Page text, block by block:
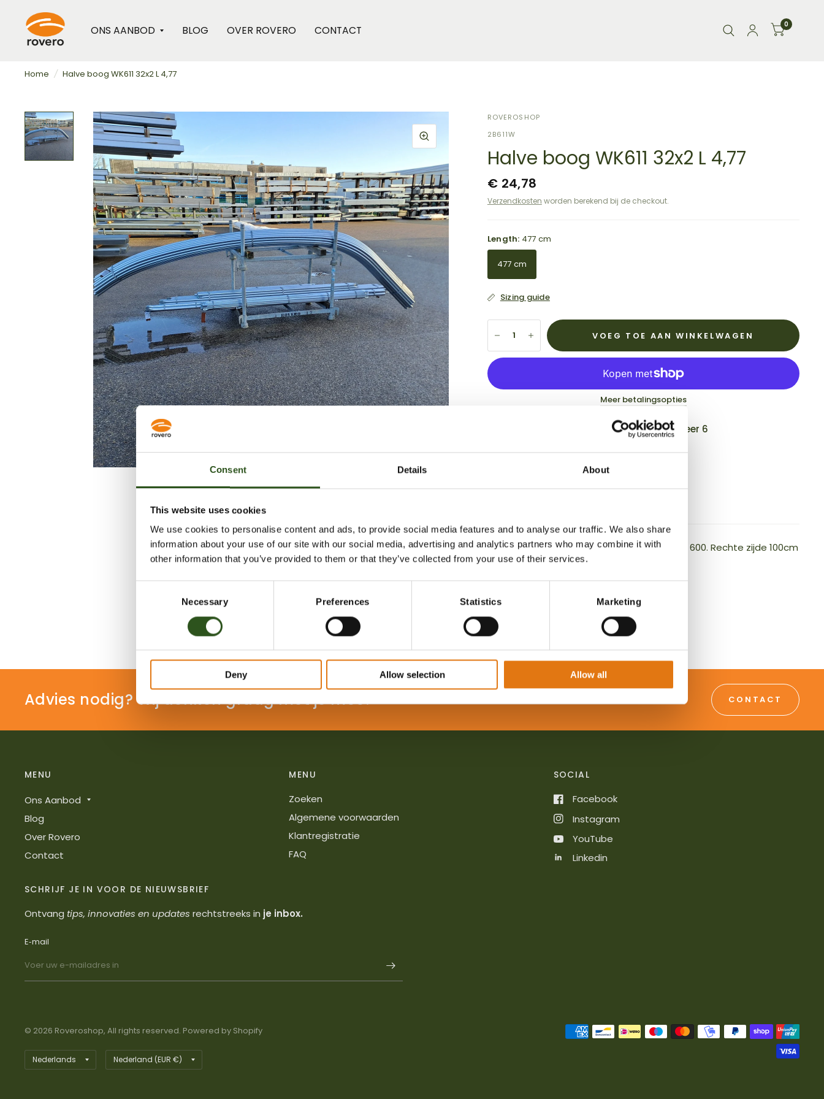
Consent Details About
This website uses cookies
We use cookies to personalise content and ads, to provide social media features and to analyse our traffic. We also share
information about your use of our site with our social media, advertising and analytics partners who may combine it with
other information that you’ve provided to them or that they’ve collected from your use of their services.
e
Necessary Preferences Statistics Marketing
Deny Allow selection Allow all
ONS AANBOD BLOG OVER ROVERO CONTACT 0
Home / Halve boog WK611 32x2 L 4,77
ROVEROSHOP
2B611W
Halve boog WK611 32x2 L 4,77
€ 24,78
Verzendkosten worden berekend bij de checkout.
Length: 477 cm
477 cm
Sizing guide
VOEG TOE AAN WINKELWAGEN
Meer betalingsopties
Afhaling is beschikbaar bijKrabbescheer 6
Meestal klaar binnen 2-4 dagen
Maandag – Vrijdag: 08:00 – 16:00
Gesloten tussen 12:30 – 13:00
Halve boog ten behoeve van de wandelkap 600. Rechte zijde 100cm
Advies nodig? Wij denken graag met je mee! CONTACT
MENU
Ons Aanbod
Blog
Over Rovero
Contact
MENU
Zoeken
Algemene voorwaarden
Klantregistratie
FAQ
SOCIAL
Facebook
Instagram
YouTube
Linkedin
SCHRIJF JE IN VOOR DE NIEUWSBRIEF
Ontvang tips, innovaties en updates rechtstreeks in je inbox.
E‑mail
© 2026 Roveroshop, All rights reserved. Powered by Shopify
Land/regio
bijwerken
Land/regio
bijwerken